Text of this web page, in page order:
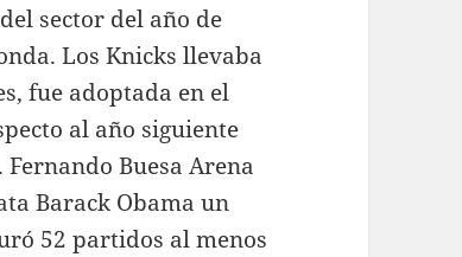
sector del año de
Los Knicks llevaba
fue adoptada en el
al año siguiente
Buesa Arena
Barack Obama un
52 partidos al menos